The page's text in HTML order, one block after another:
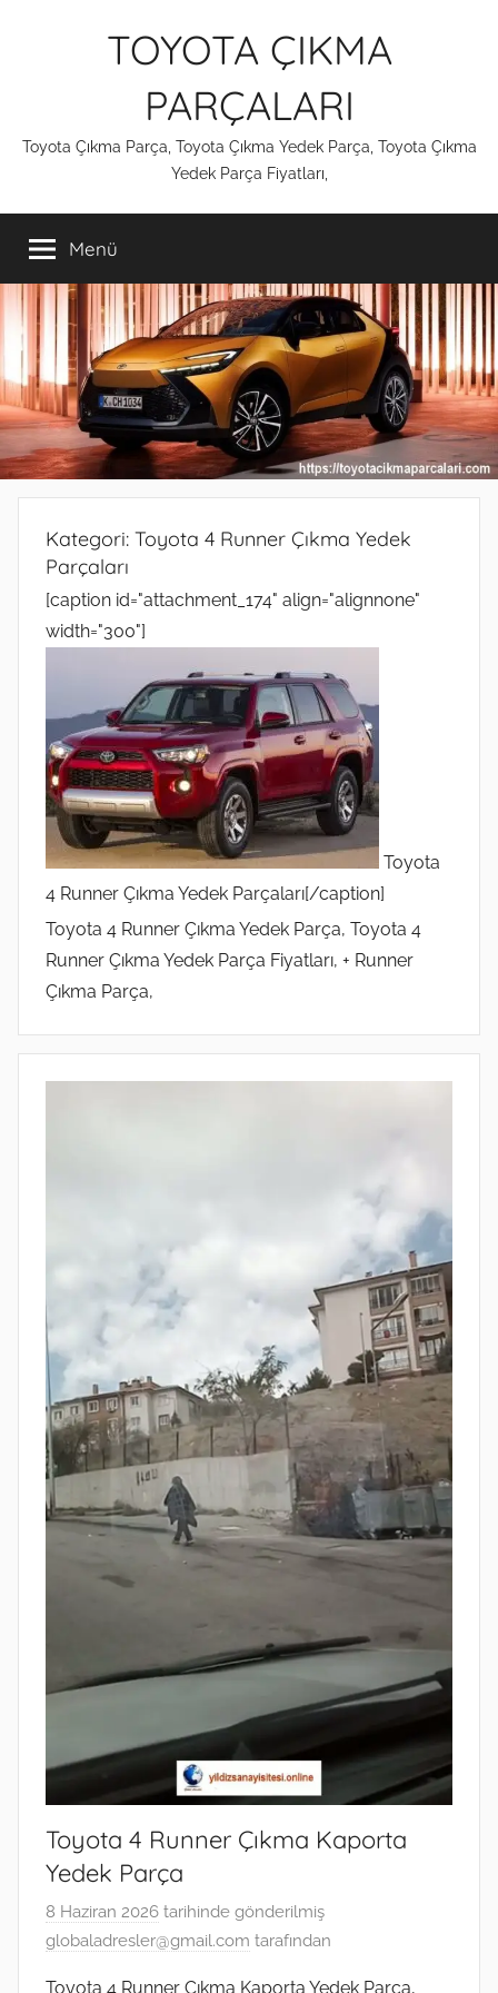
TOYOTA ÇIKMA
PARÇALARI
Toyota Çıkma Parça, Toyota Çıkma Yedek Parça, Toyota Çıkma
Yedek Parça Fiyatları,
Menü
Kategori: Toyota 4 Runner Çıkma Yedek
Parçaları
[caption id="attachment_174" align="alignnone"
width="300"]
Toyota
4 Runner Çıkma Yedek Parçaları[/caption]
Toyota 4 Runner Çıkma Yedek Parça, Toyota 4
Runner Çıkma Yedek Parça Fiyatları, + Runner
Çıkma Parça,
Toyota 4 Runner Çıkma Kaporta
Yedek Parça
8 Haziran 2026 tarihinde gönderilmiş
globaladresler@gmail.com tarafından
Toyota 4 Runner Çıkma Kaporta Yedek Parça,